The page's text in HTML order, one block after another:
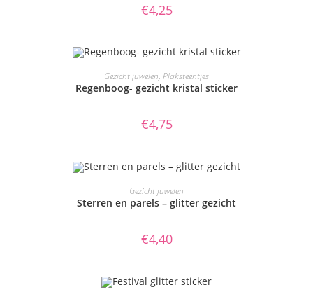
€4,25
TOEVOEGEN AAN WINKELWAGEN
Gezicht juwelen, Plaksteentjes
Regenboog- gezicht kristal sticker
€4,75
TOEVOEGEN AAN WINKELWAGEN
Gezicht juwelen
Sterren en parels – glitter gezicht
€4,40